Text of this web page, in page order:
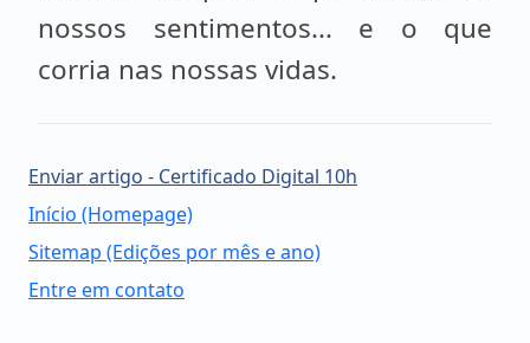
nossos sentimentos... e o que
corria nas nossas vidas.
Enviar artigo - Certificado Digital 10h
Início (Homepage)
Sitemap (Edições por mês e ano)
Entre em contato